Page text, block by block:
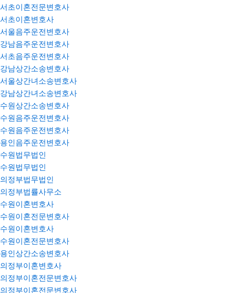
서초이혼전문변호사
서초이혼변호사
서울음주운전변호사
강남음주운전변호사
서초음주운전변호사
강남상간소송변호사
서울상간녀소송변호사
강남상간녀소송변호사
수원상간소송변호사
수원음주운전변호사
수원음주운전변호사
용인음주운전변호사
수원법무법인
수원법무법인
의정부법무법인
의정부법률사무소
수원이혼변호사
수원이혼전문변호사
수원이혼변호사
수원이혼전문변호사
용인상간소송변호사
의정부이혼변호사
의정부이혼전문변호사
의정부이혼전문변호사